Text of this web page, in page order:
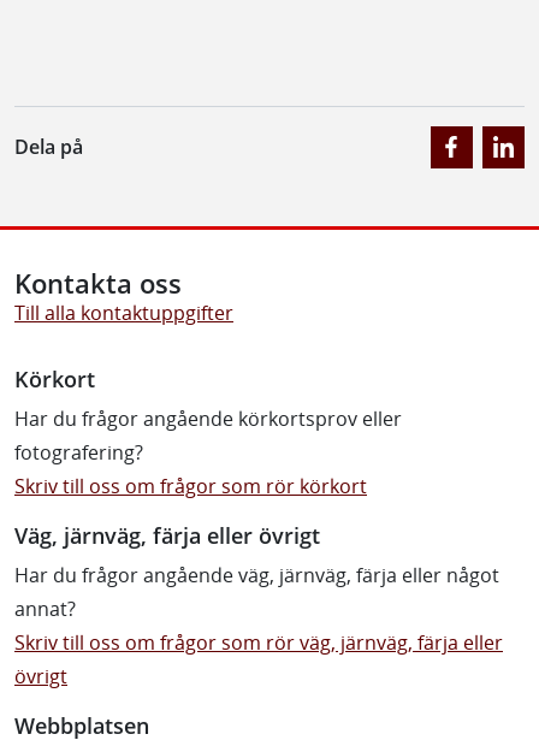
Dela på
Kontakta oss
Till alla kontaktuppgifter
Körkort
Har du frågor angående körkortsprov eller
fotografering?
Skriv till oss om frågor som rör körkort
Väg, järnväg, färja eller övrigt
Har du frågor angående väg, järnväg, färja eller något
annat?
Skriv till oss om frågor som rör väg, järnväg, färja eller
övrigt
Webbplatsen